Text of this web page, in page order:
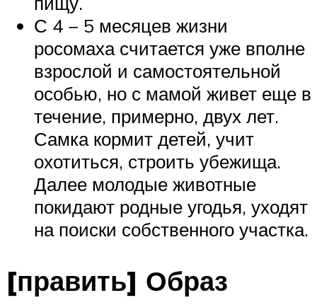
С 4 − 5 месяцев жизни
росомаха считается уже вполне
взрослой и самостоятельной
особью, но с мамой живет еще в
течение, примерно, двух лет.
Самка кормит детей, учит
охотиться, строить убежища.
Далее молодые животные
покидают родные угодья, уходят
на поиски собственного участка.
[править] Образ